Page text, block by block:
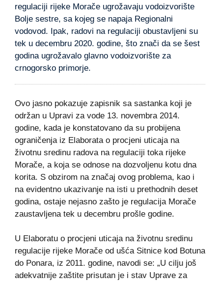
regulaciji rijeke Morače ugrožavaju vodoizvorište
Bolje sestre, sa kojeg se napaja Regionalni
vodovod. Ipak, radovi na regulaciji obustavljeni su
tek u decembru 2020. godine, što znači da se šest
godina ugrožavalo glavno vodoizvorište za
crnogorsko primorje.
Ovo jasno pokazuje zapisnik sa sastanka koji je
održan u Upravi za vode 13. novembra 2014.
godine, kada je konstatovano da su probijena
ograničenja iz Elaborata o procjeni uticaja na
životnu sredinu radova na regulaciji toka rijeke
Morače, a koja se odnose na dozvoljenu kotu dna
korita. S obzirom na značaj ovog problema, kao i
na evidentno ukazivanje na isti u prethodnih deset
godina, ostaje nejasno zašto je regulacija Morače
zaustavljena tek u decembru prošle godine.
U Elaboratu o procjeni uticaja na životnu sredinu
regulacije rijeke Morače od ušća Sitnice kod Botuna
do Ponara, iz 2011. godine, navodi se: „U cilju još
adekvatnije zaštite prisutan je i stav Uprave za